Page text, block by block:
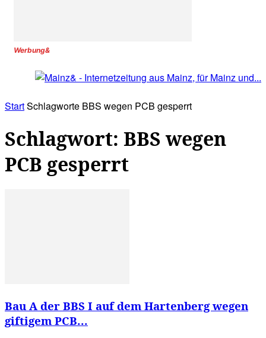
Werbung&
StartSchlagworte BBS wegen PCB gesperrt
Schlagwort: BBS wegen
PCB gesperrt
Bau A der BBS I auf dem Hartenberg wegen
giftigem PCB...